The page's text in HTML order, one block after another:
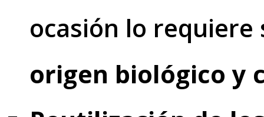
ocasión lo
origen biológico y